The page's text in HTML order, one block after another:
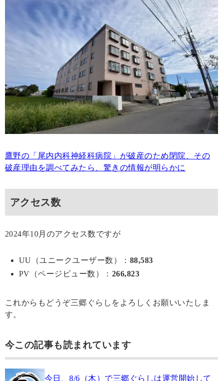
鷹野の「尾内内科神経科病院」が破産のため閉院、その
破産理由を調べてみたら、驚きの情報が明らかに
アクセス数
2024年10月のアクセス数ですが
UU（ユニークユーザー数）： 88,583
PV（ページビュー数）： 266,823
これからもどうぞ三郷ぐらしをよろしくお願いいたしま
す。
今この記事も読まれています
今日、8/6（木）で三郷ぐらしは運営開始して